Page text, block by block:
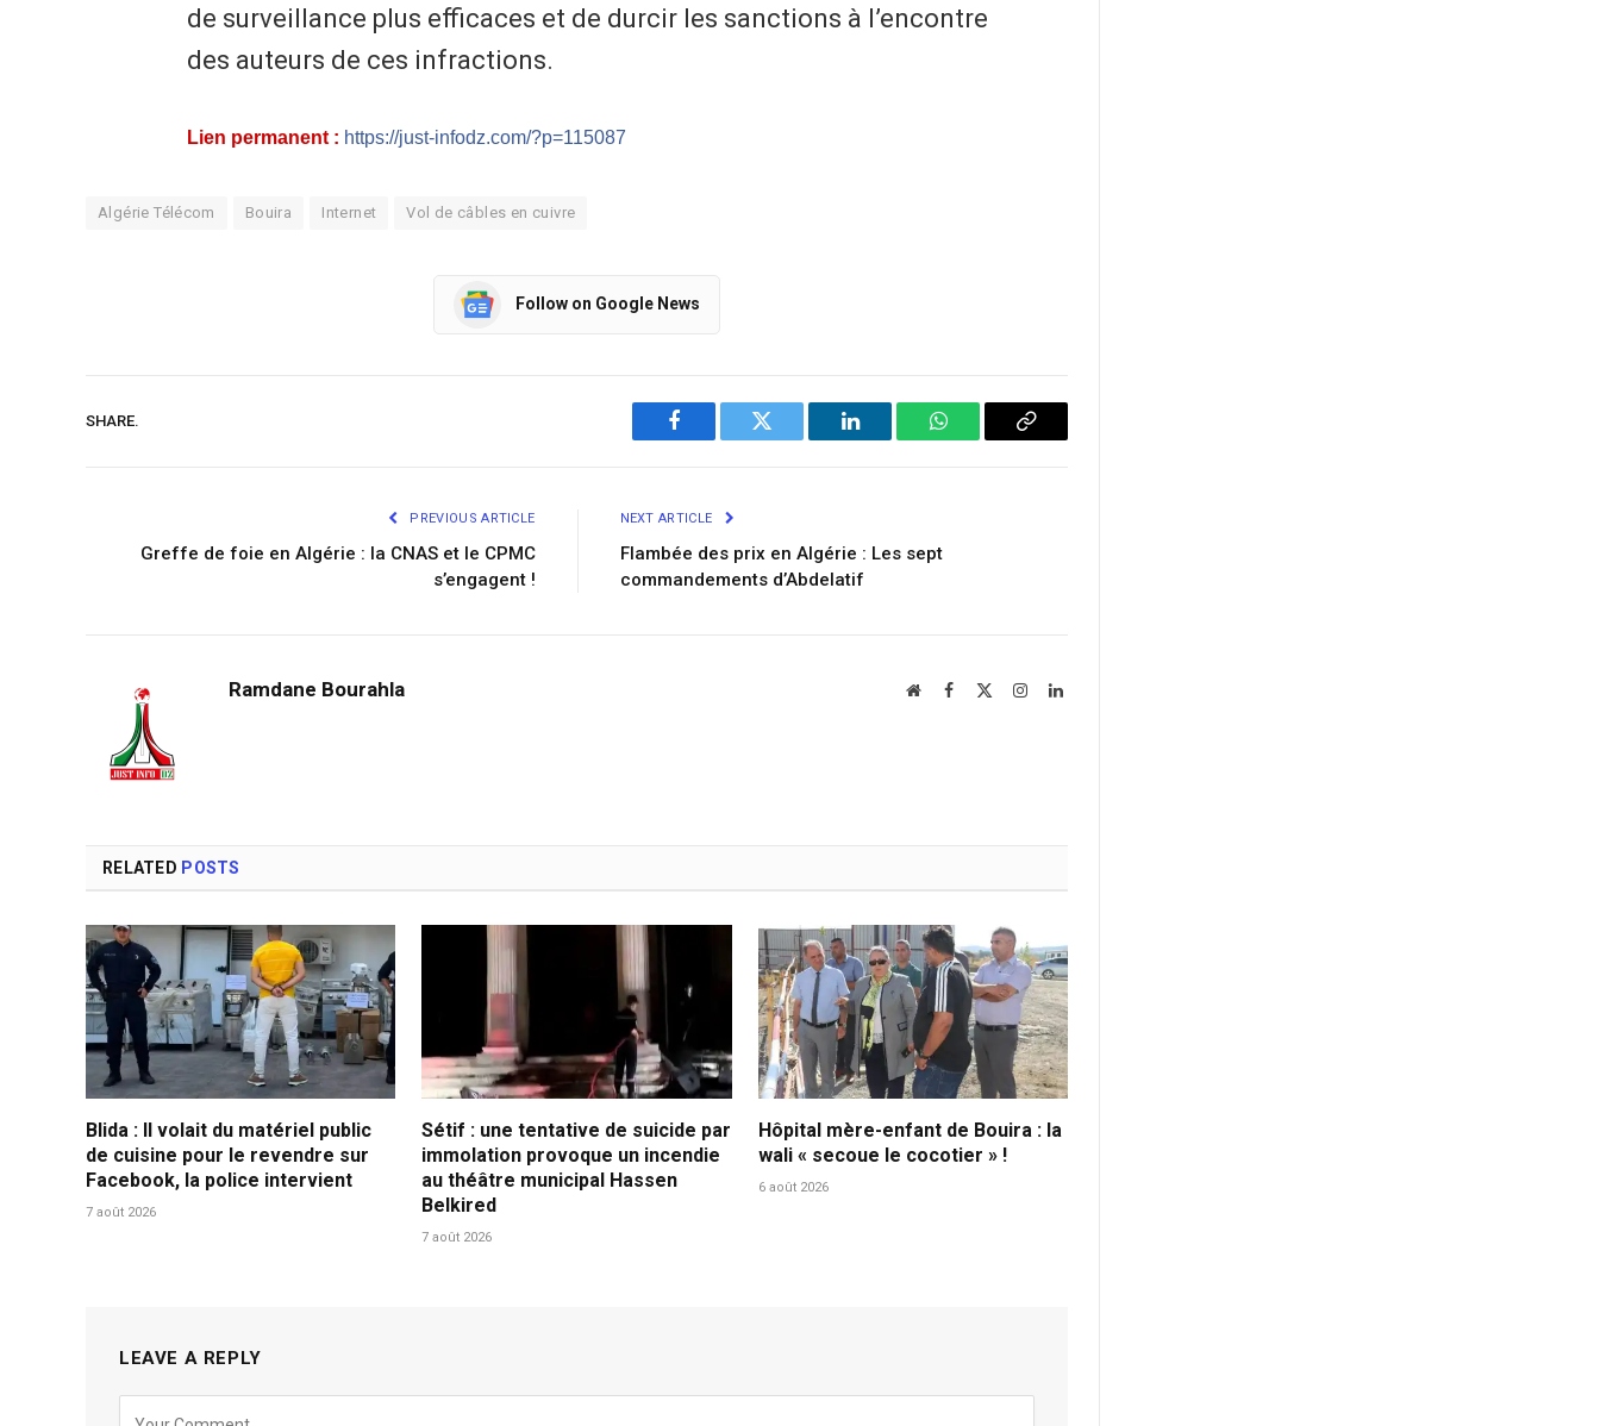
de surveillance plus efficaces et de durcir les sanctions à l’encontre
des auteurs de ces infractions.
Lien permanent : https://just-infodz.com/?p=115087
Algérie Télécom Bouira Internet Vol de câbles en cuivre
Follow on Google News
SHARE.
Facebook Twitter LinkedIn WhatsAppCopy
PREVIOUS ARTICLE
Greffe de foie en Algérie : la CNAS et le CPMC
s’engagent !
NEXT ARTICLE
Flambée des prix en Algérie : Les sept
commandements d’Abdelatif
Ramdane Bourahla WebsiteFacebook InstagramLinkedIn
RELATED POSTS
Blida : Il volait du matériel public
de cuisine pour le revendre sur
Facebook, la police intervient
7 août 2026
Sétif : une tentative de suicide par
immolation provoque un incendie
au théâtre municipal Hassen
Belkired
7 août 2026
Hôpital mère-enfant de Bouira : la
wali « secoue le cocotier » !
6 août 2026
LEAVE A REPLY